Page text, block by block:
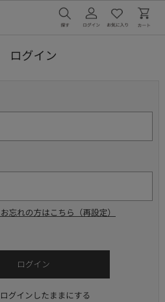
ログイン
忘れの方はこちら（再設定）
ログインしたままにする